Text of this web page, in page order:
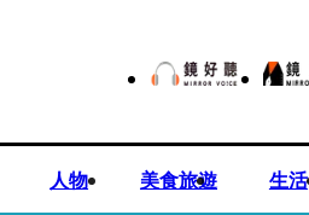
人物 美食旅遊 生活